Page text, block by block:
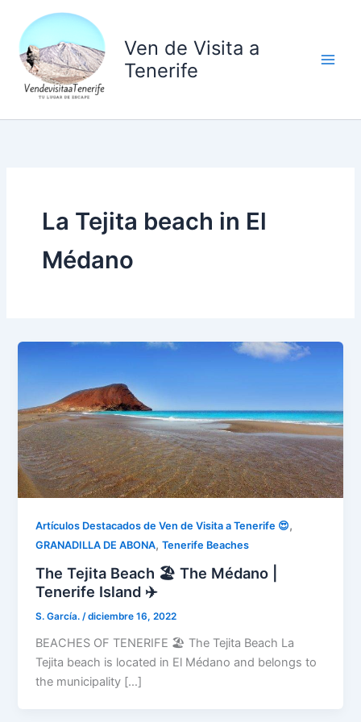
contenido
Ven de Visita a
Tenerife
La Tejita beach in El
Médano
Artículos Destacados de Ven de Visita a Tenerife 😍,
GRANADILLA DE ABONA,Tenerife Beaches
The Tejita Beach 🏖️ The Médano |
Tenerife Island ✈️
S. García./diciembre 16, 2022
BEACHES OF TENERIFE 🏖️ The Tejita Beach La
Tejita beach is located in El Médano and belongs to
the municipality […]